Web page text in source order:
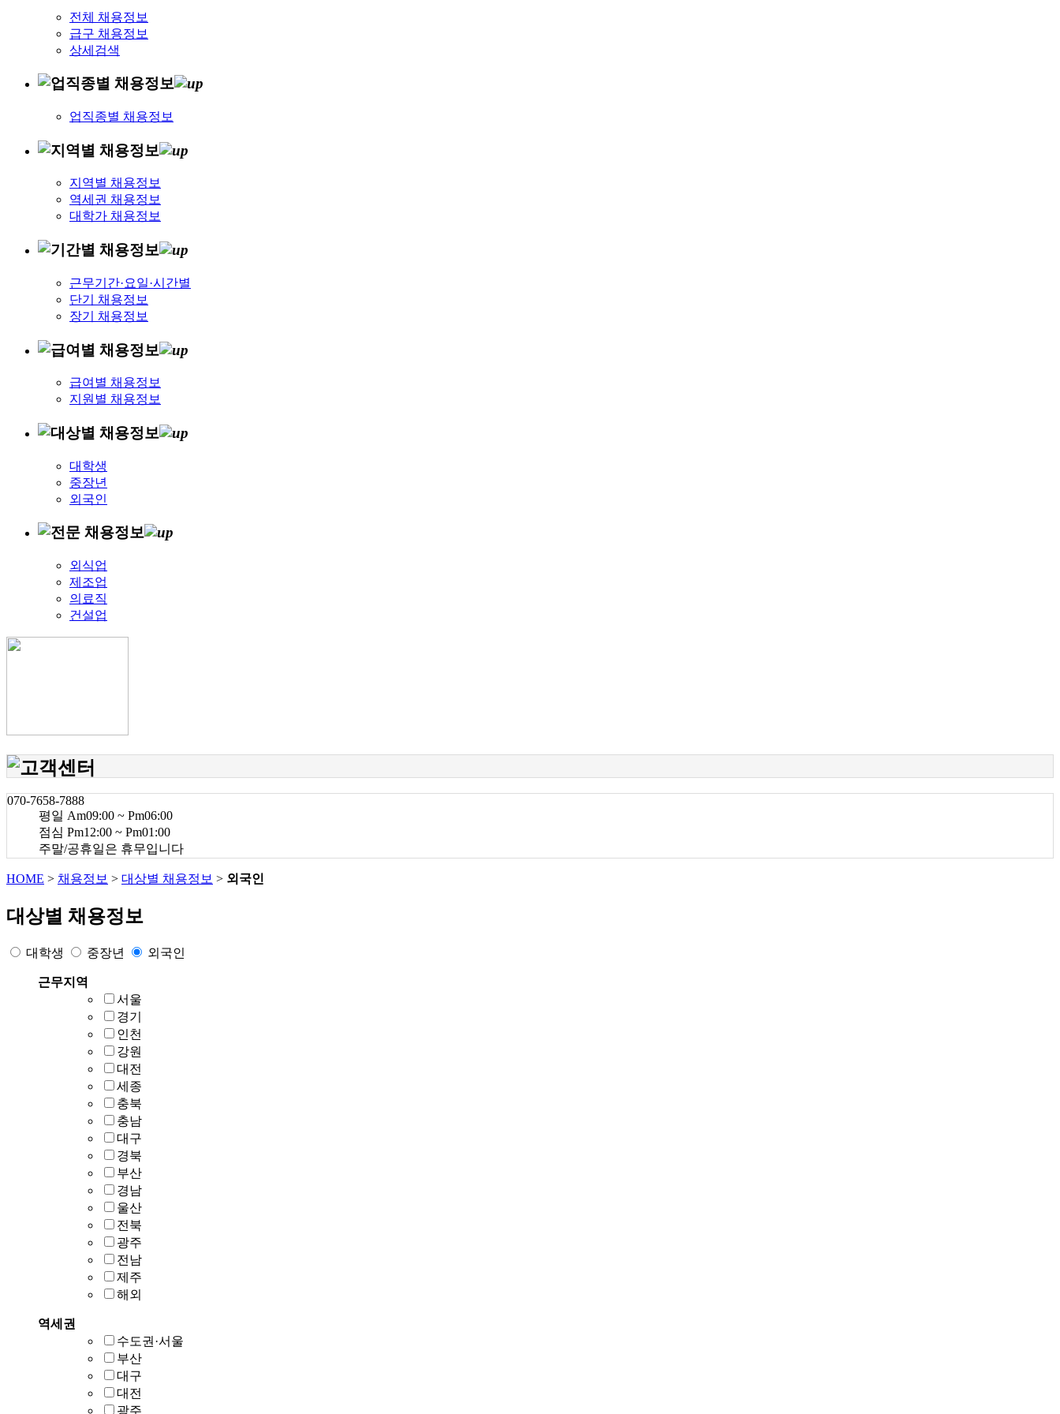
전체 채용정보
급구 채용정보
상세검색
업직종별 채용정보
지역별 채용정보
역세권 채용정보
대학가 채용정보
근무기간·요일·시간별
단기 채용정보
장기 채용정보
급여별 채용정보
지원별 채용정보
대학생
중장년
외국인
외식업
제조업
의료직
건설업
070-7658-7888
평일 Am09:00 ~ Pm06:00
점심 Pm12:00 ~ Pm01:00
주말/공휴일은 휴무입니다
HOME > 채용정보 > 대상별 채용정보 > 외국인
대상별 채용정보
대학생 중장년 외국인
근무지역
서울
경기
인천
강원
대전
세종
충북
충남
대구
경북
부산
경남
울산
전북
광주
전남
제주
해외
역세권
수도권·서울
부산
대구
대전
광주